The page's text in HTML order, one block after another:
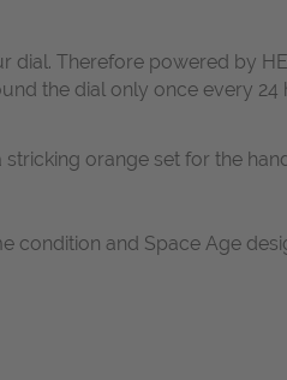
dial. Therefore powered by
the dial only once every 24
orange set for the
condition and Space Age